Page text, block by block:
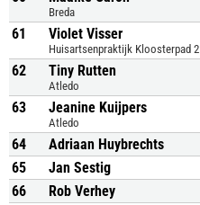
Breda
61 Violet Visser
Huisartsenpraktijk Kloosterpad 2
62 Tiny Rutten
Atledo
63 Jeanine Kuijpers
Atledo
64 Adriaan Huybrechts
65
Jan Sestig
66
Rob Verhey